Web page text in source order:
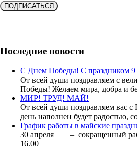
ПОДПИСАТЬСЯ
Последние новости
С Днем Победы! С праздником 9
От всей души поздравляем с
Победы! Желаем мира, добра и
МИР! ТРУД! МАЙ!
От всей души поздравляем вас с
день наполнен будет радостью,
График работы в майские
30 апреля – сокращенный
16.00